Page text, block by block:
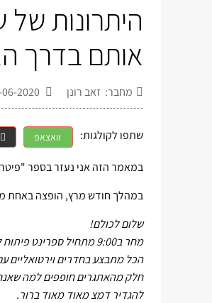
היתרונות של
אותם בדרך
מחבר: זאב רונן
שתפו לקולגות: וואצאפ
במאמר הזה אני נעזר בספר
במהלך חודש מרץ, הופצה באחת
שלום לכולם!
מחר ב9:00 מתחיל ספרינט פיתוח ל-4 אתגרים קריטיים של הקורונה.
הכל מתבצע בחדרים וירטואליים
חלק מהאתגרים חופפים למה
להגדיר דמצ מאוד מאוד ברור.